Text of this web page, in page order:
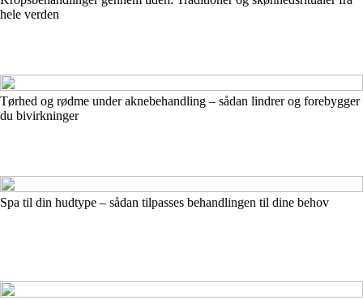
hele verden
Tørhed og rødme under aknebehandling – sådan lindrer og forebygger
du bivirkninger
Spa til din hudtype – sådan tilpasses behandlingen til dine behov